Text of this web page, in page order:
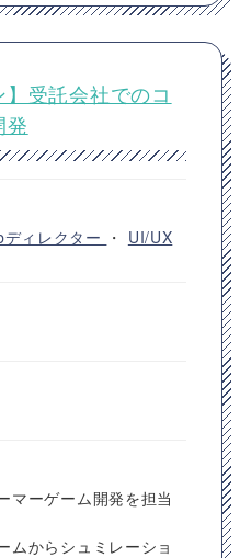
】受託会社でのコ
発
ィレクター ・ UI/UX
マーゲーム開発を担当
ムからシュミレーショ